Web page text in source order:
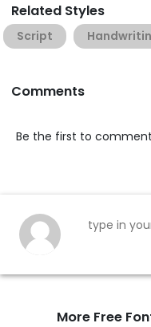
Related Styles
Script
Comments
Be the first to
More Free